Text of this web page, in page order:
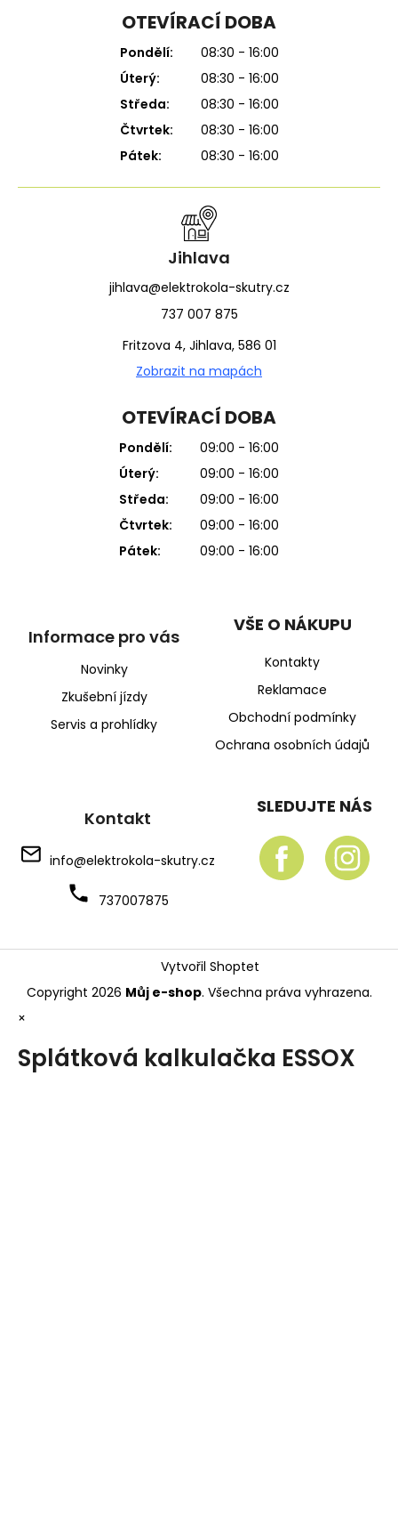
OTEVÍRACÍ DOBA
Pondělí:
08:30 - 16:00
Úterý:
08:30 - 16:00
Středa:
08:30 - 16:00
Čtvrtek:
08:30 - 16:00
Pátek:
08:30 - 16:00
Jihlava
jihlava@elektrokola-skutry.cz
737 007 875
Fritzova 4, Jihlava, 586 01
Zobrazit na mapách
OTEVÍRACÍ DOBA
Pondělí:
09:00 - 16:00
Úterý:
09:00 - 16:00
Středa:
09:00 - 16:00
Čtvrtek:
09:00 - 16:00
Pátek:
09:00 - 16:00
Informace pro vás
Novinky
Zkušební jízdy
Servis a prohlídky
VŠE O NÁKUPU
Kontakty
Reklamace
Obchodní podmínky
Ochrana osobních údajů
Kontakt
info@elektrokola-skutry.cz
737007875
SLEDUJTE NÁS
Vytvořil Shoptet
Copyright 2026 Můj e-shop. Všechna práva vyhrazena.
×
Splátková kalkulačka ESSOX